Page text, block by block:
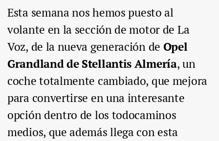
Esta semana nos hemos puesto al
volante en la sección de motor de La
Voz, de la nueva generación de Opel
Grandland de Stellantis Almería, un
coche totalmente cambiado, que mejora
para convertirse en una interesante
opción dentro de los todocaminos
medios, que además llega con esta